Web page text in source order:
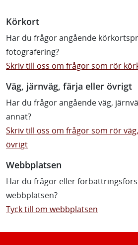
Körkort
Har du frågor angående
fotografering?
Skriv till oss om frågor som rör
Väg, järnväg, färja eller övrigt
Har du frågor angående väg,
annat?
Skriv till oss om frågor som rör
övrigt
Webbplatsen
Har du frågor eller
webbplatsen?
Tyck till om webbplatsen